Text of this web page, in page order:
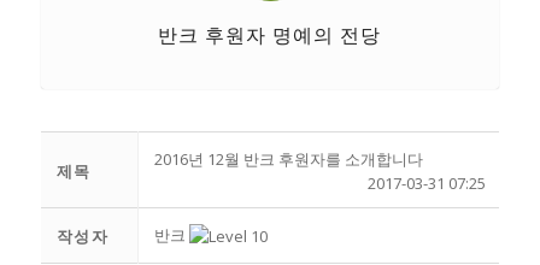
반크 후원자 명예의 전당
제목
2016년 12월 반크 후원자를 소개합니다
2017-03-31 07:25
작성자 반크